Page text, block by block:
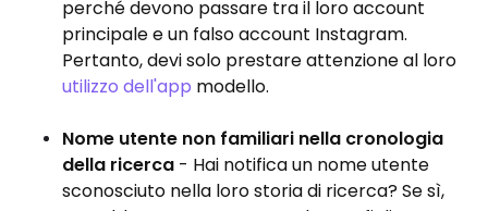
perché devono passare tra il loro account
principale e un falso account Instagram.
Pertanto, devi solo prestare attenzione al loro
utilizzo dell'app modello.
Nome utente non familiari nella cronologia
della ricerca - Hai notifica un nome utente
sconosciuto nella loro storia di ricerca? Se sì,